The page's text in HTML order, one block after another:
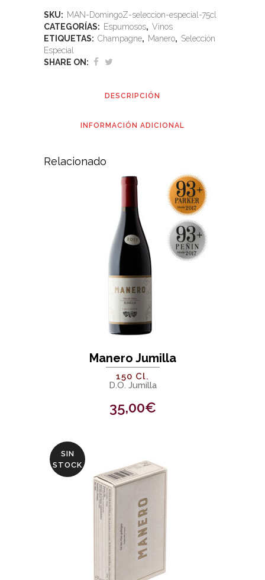
SKU: MAN-DomingoZ-seleccion-especial-75cl
CATEGORÍAS: Espumosos, Vinos
ETIQUETAS: Champagne, Manero, Selección
Especial
SHARE ON:
DESCRIPCIÓN
INFORMACIÓN ADICIONAL
Relacionado
Manero Jumilla
150 Cl.
D.O. Jumilla
35,00€
SIN
STOCK